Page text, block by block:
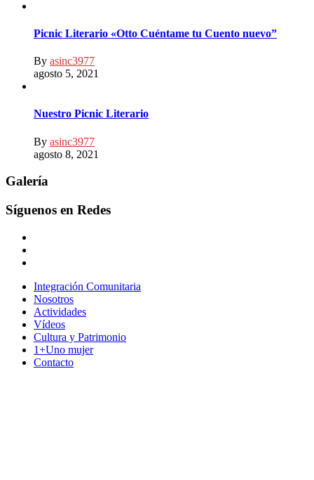
Picnic Literario «Otto Cuéntame tu Cuento nuevo”
By asinc3977
agosto 5, 2021
Nuestro Picnic Literario
By asinc3977
agosto 8, 2021
Galería
Síguenos en Redes
Integración Comunitaria
Nosotros
Actividades
Vídeos
Cultura y Patrimonio
1+Uno mujer
Contacto